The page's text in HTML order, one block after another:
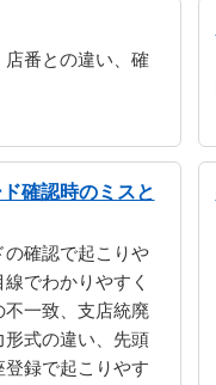
番との違い、確
確認時のミスと
確認で起こりや
でわかりやすく
一致、支店統廃
式の違い、先頭
録で起こりやす